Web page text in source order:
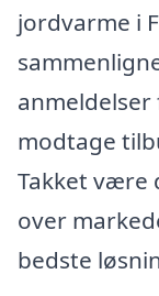
jordvarme i
modtage
Takket være
over
bedste